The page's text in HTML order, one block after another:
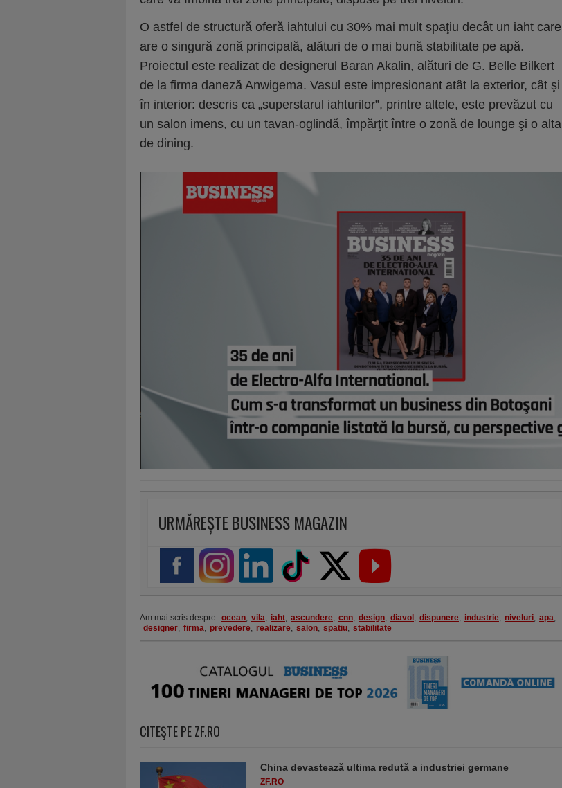
O astfel de structură oferă iahtului cu 30% mai mult spaţiu decât un iaht care
are o singură zonă principală, alături de o mai bună stabilitate pe apă.
Proiectul este realizat de designerul Baran Akalin, alături de G. Belle Bilkert
de la firma daneză Anwigema. Vasul este impresionant atât la exterior, cât şi
în interior: descris ca „superstarul iahturilor”, printre altele, este prevăzut cu
un salon imens, cu un tavan-oglindă, împărţit între o zonă de lounge şi o alta
de dining.
URMĂREȘTE BUSINESS MAGAZIN
Am mai scris despre: ocean, vila, iaht, ascundere, cnn, design, diavol , dispunere, industrie, niveluri, apa,
designer, firma, prevedere, realizare, salon, spatiu, stabilitate
CITEŞTE PE ZF.RO
China devastează ultima redută a industriei germane
ZF.RO